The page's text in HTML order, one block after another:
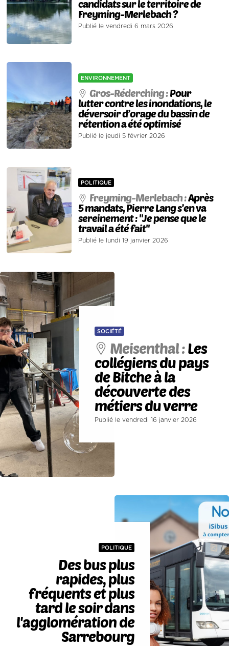
candidats sur le territoire de
Freyming-Merlebach ?
Publié le vendredi 6 mars 2026
ENVIRONNEMENT
Gros-Réderching :Pour
lutter contre les inondations, le
déversoir d’orage du bassin de
rétention a été optimisé
Publié le jeudi 5 février 2026
POLITIQUE
Freyming-Merlebach :Après
5 mandats, Pierre Lang s’en va
sereinement : "Je pense que le
travail a été fait"
Publié le lundi 19 janvier 2026
SOCIÉTÉ
Meisenthal :Les
collégiens du pays
de Bitche à la
découverte des
métiers du verre
Publié le vendredi 16 janvier 2026
POLITIQUE
Des bus plus
rapides, plus
fréquents et plus
tard le soir dans
l'agglomération de
Sarrebourg